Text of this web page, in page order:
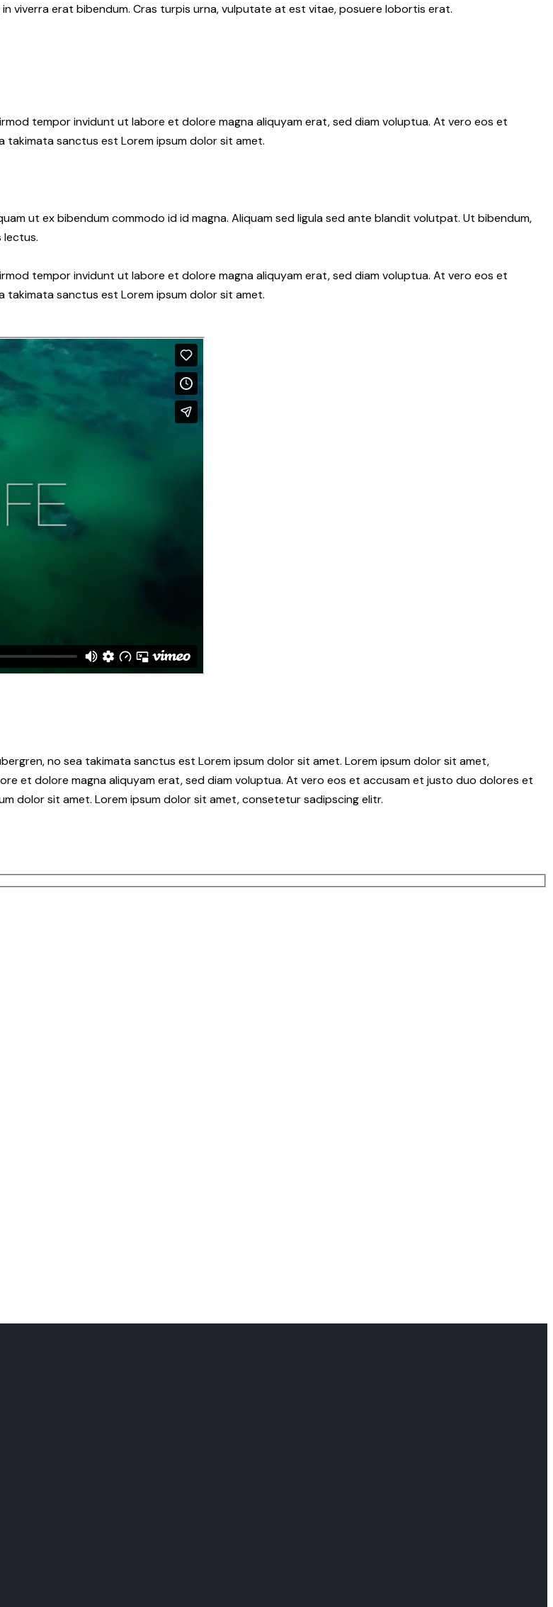
viverra erat bibendum. Cras turpis urna, vulputate at est vitae, posuere lobortis erat.
tempor invidunt ut labore et dolore magna aliquyam erat, sed diam voluptua. At vero eos et
sanctus est Lorem ipsum dolor sit amet.
ut ex bibendum commodo id id magna. Aliquam sed ligula sed ante blandit volutpat. Ut bibendum,
lectus.
tempor invidunt ut labore et dolore magna aliquyam erat, sed diam voluptua. At vero eos et
sanctus est Lorem ipsum dolor sit amet.
no sea takimata sanctus est Lorem ipsum dolor sit amet. Lorem ipsum dolor sit amet,
et dolore magna aliquyam erat, sed diam voluptua. At vero eos et accusam et justo duo dolores et
dolor sit amet. Lorem ipsum dolor sit amet, consetetur sadipscing elitr.